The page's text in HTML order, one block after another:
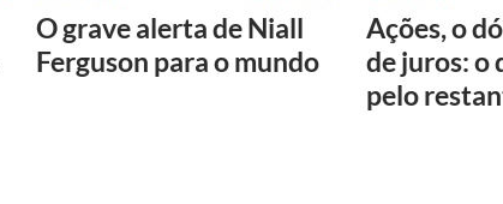
O grave alerta de Niall
Ferguson para o mundo
Ações, o
de juros: o
pelo